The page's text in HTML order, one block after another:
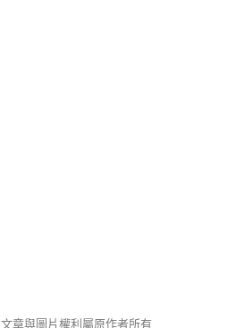
文章與圖片權利屬原作者所有